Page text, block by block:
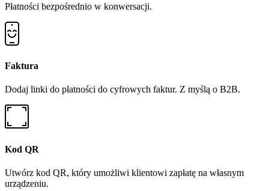
Płatności bezpośrednio w konwersacji.
Faktura
Dodaj linki do płatności do cyfrowych faktur. Z myślą o B2B.
Kod QR
Utwórz kod QR, który umożliwi klientowi zapłatę na własnym
urządzeniu.